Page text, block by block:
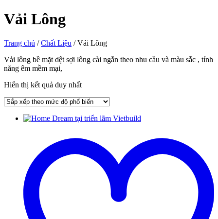
Vải Lông
Trang chủ /Chất Liệu / Vải Lông
Vải lông bề mặt dệt sợi lông cài ngắn theo nhu cầu và màu sắc , tính
năng êm mềm mại,
Hiển thị kết quả duy nhất